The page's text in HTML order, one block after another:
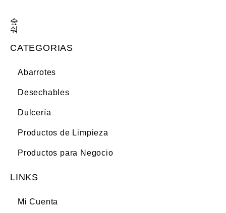
CATEGORIAS
Abarrotes
Desechables
Dulcería
Productos de Limpieza
Productos para Negocio
LINKS
Mi Cuenta